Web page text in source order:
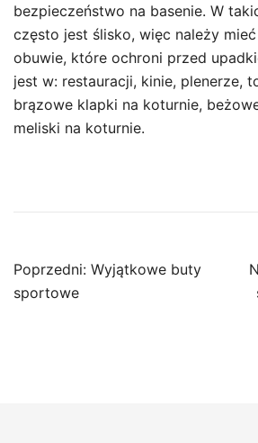
bezpieczeństwo na basenie. W
często jest ślisko, więc należy
obuwie, które ochroni przed
jest w: restauracji, kinie, plenerze,
brązowe klapki na koturnie,
meliski na koturnie.
Nawigacja
wpisu
Poprzedni: Wyjątkowe buty
sportowe